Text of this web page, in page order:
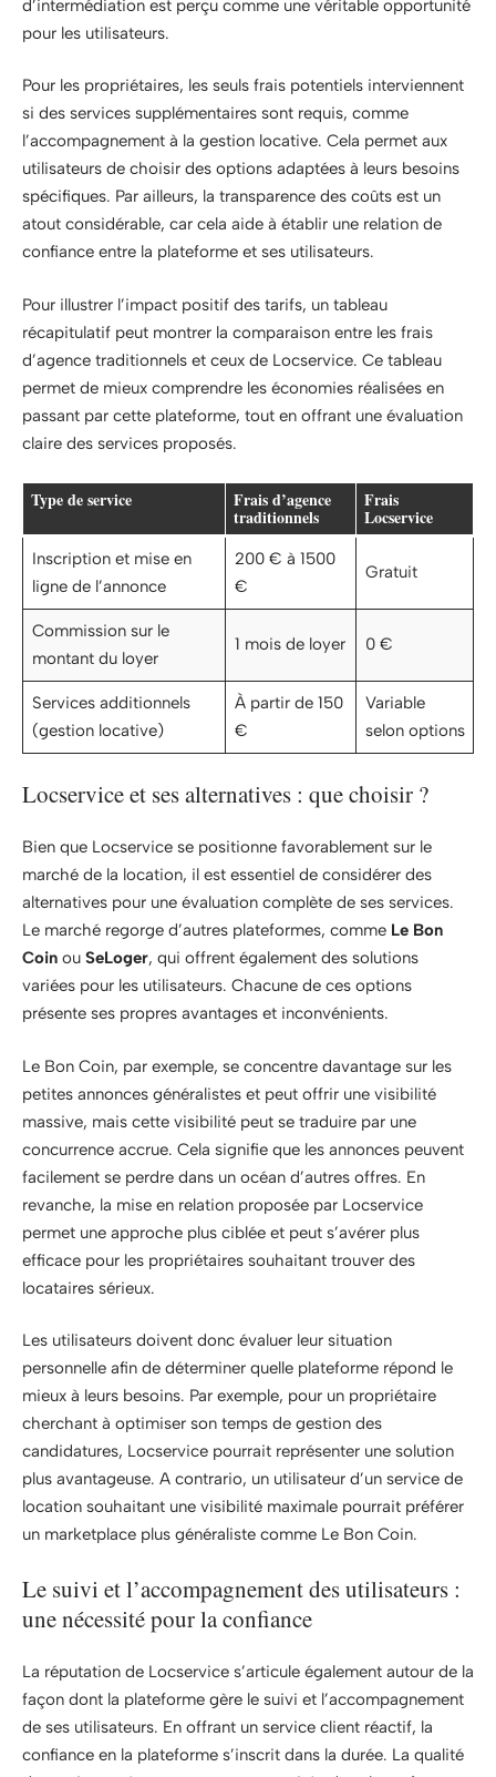
d’intermédiation est perçu comme une véritable opportunité
pour les utilisateurs.
Pour les propriétaires, les seuls frais potentiels interviennent
si des services supplémentaires sont requis, comme
l’accompagnement à la gestion locative. Cela permet aux
utilisateurs de choisir des options adaptées à leurs besoins
spécifiques. Par ailleurs, la transparence des coûts est un
atout considérable, car cela aide à établir une relation de
confiance entre la plateforme et ses utilisateurs.
Pour illustrer l’impact positif des tarifs, un tableau
récapitulatif peut montrer la comparaison entre les frais
d’agence traditionnels et ceux de Locservice. Ce tableau
permet de mieux comprendre les économies réalisées en
passant par cette plateforme, tout en offrant une évaluation
claire des services proposés.
Type de service Frais d’agence
traditionnels
Frais
Locservice
Inscription et mise en
ligne de l’annonce
200 € à 1500
€
Gratuit
Commission sur le
montant du loyer
1 mois de loyer 0 €
Services additionnels
(gestion locative)
À partir de 150
€
Variable
selon options
Locservice et ses alternatives : que choisir ?
Bien que Locservice se positionne favorablement sur le
marché de la location, il est essentiel de considérer des
alternatives pour une évaluation complète de ses services.
Le marché regorge d’autres plateformes, comme Le Bon
Coin ou SeLoger, qui offrent également des solutions
variées pour les utilisateurs. Chacune de ces options
présente ses propres avantages et inconvénients.
Le Bon Coin, par exemple, se concentre davantage sur les
petites annonces généralistes et peut offrir une visibilité
massive, mais cette visibilité peut se traduire par une
concurrence accrue. Cela signifie que les annonces peuvent
facilement se perdre dans un océan d’autres offres. En
revanche, la mise en relation proposée par Locservice
permet une approche plus ciblée et peut s’avérer plus
efficace pour les propriétaires souhaitant trouver des
locataires sérieux.
Les utilisateurs doivent donc évaluer leur situation
personnelle afin de déterminer quelle plateforme répond le
mieux à leurs besoins. Par exemple, pour un propriétaire
cherchant à optimiser son temps de gestion des
candidatures, Locservice pourrait représenter une solution
plus avantageuse. A contrario, un utilisateur d’un service de
location souhaitant une visibilité maximale pourrait préférer
un marketplace plus généraliste comme Le Bon Coin.
Le suivi et l’accompagnement des utilisateurs :
une nécessité pour la confiance
La réputation de Locservice s’articule également autour de la
façon dont la plateforme gère le suivi et l’accompagnement
de ses utilisateurs. En offrant un service client réactif, la
confiance en la plateforme s’inscrit dans la durée. La qualité